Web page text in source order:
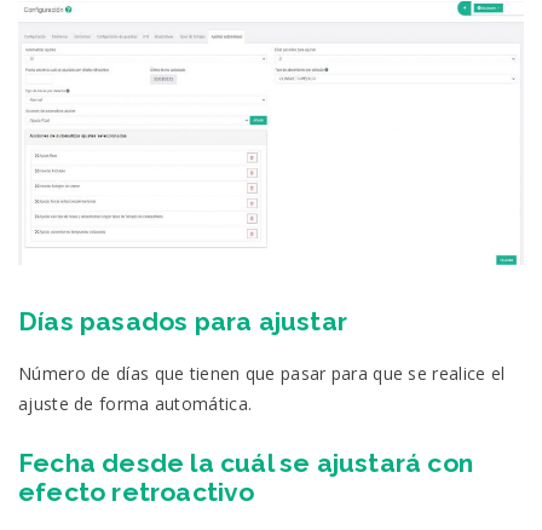
Días pasados para ajustar
Número de días que tienen que pasar para que se realice el
ajuste de forma automática.
Fecha desde la cuál se ajustará con
efecto retroactivo